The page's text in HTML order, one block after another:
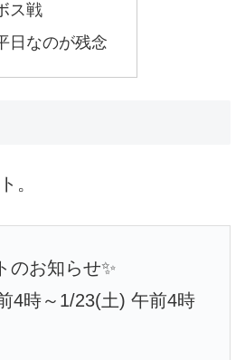
ス戦
日なのが残念
。
のお知らせ✨
4時～1/23(土) 午前4時